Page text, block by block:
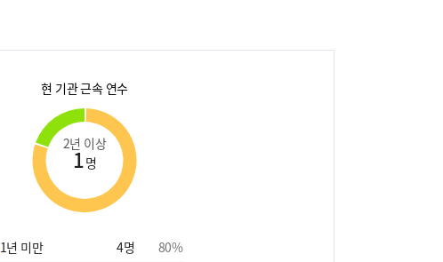
현 기관 근속 연수
2년 이상
1명
1년 미만 4명 80%